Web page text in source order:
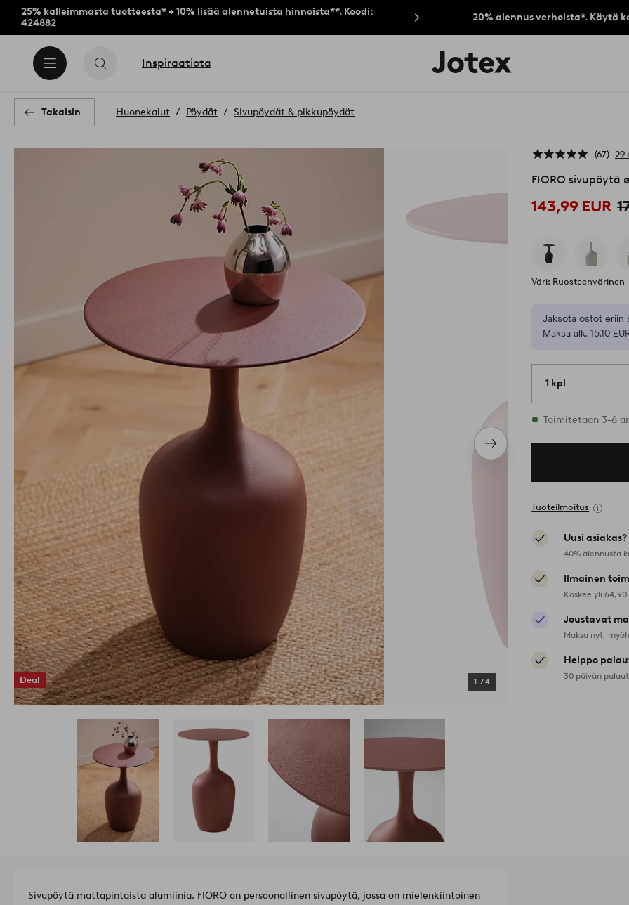
25% kalleimmasta tuotteesta* + 10% lisää alennetuista hinnoista**. Koodi:
424882
20% alennus verhoista*. Käytä
Inspiraatiota
Jotex-
logo
Takaisin Huonekalut Pöydät Sivupöydät & pikkupöydät
Seuraava
tuote
Deal 1 /4
67 29
FIORO sivupöytä
143,99 EUR
Väri: Ruosteenvärinen
Jaksota ostot eriin
Maksa alk. 15,10
1 kpl
Varastossa
Toimitetaan 3-6
Tuoteilmoitus
Uusi asiakas?
40% alennusta
Ilmainen
Koskee yli
Joustavat
Maksa nyt,
Helppo
30 päivän
Sivupöytä mattapintaista alumiinia. FIORO on persoonallinen sivupöytä, jossa on mielenkiintoinen